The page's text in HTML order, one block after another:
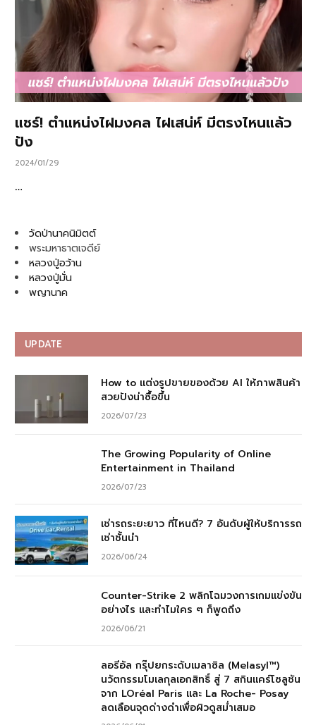
แชร์! ตำแหน่งไฝมงคล ไฝเสน่ห์ มีตรงไหนแล้ว
ปัง
2024/01/29
…
วัดป่านาคนิมิตต์
พระมหาธาตเจดีย์
หลวงปู่อว้าน
หลวงปู่มั่น
พญานาค
UPDATE
How to แต่งรูปขายของด้วย AI ให้ภาพสินค้า
สวยปังน่าซื้อขึ้น
2026/07/23
The Growing Popularity of Online
Entertainment in Thailand
2026/07/23
เช่ารถระยะยาว ที่ไหนดี? 7 อันดับผู้ให้บริการรถ
เช่าชั้นนำ
2026/06/24
Counter-Strike 2 พลิกโฉมวงการเกมแข่งขัน
อย่างไร และทำไมใคร ๆ ก็พูดถึง
2026/06/21
ลอรีอัล กรุ๊ปยกระดับเมลาซิล (Melasyl™)
นวัตกรรมโมเลกุลเอกสิทธิ์ สู่ 7 สกินแคร์โซลูชัน
จาก LOréal Paris และ La Roche- Posay
ลดเลือนจุดด่างดำเพื่อผิวดูสม่ำเสมอ